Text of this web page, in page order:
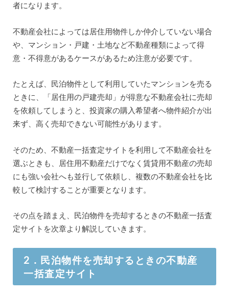
者になります。
不動産会社によっては居住用物件しか仲介していない場合
や、マンション・戸建・土地など不動産種類によって得
意・不得意があるケースがあるため注意が必要です。
たとえば、民泊物件として利用していたマンションを売る
ときに、「居住用の戸建売却」が得意な不動産会社に売却
を依頼してしまうと、投資家の購入希望者へ物件紹介が出
来ず、高く売却できない可能性があります。
そのため、不動産一括査定サイトを利用して不動産会社を
選ぶときも、居住用不動産だけでなく賃貸用不動産の売却
にも強い会社へも並行して依頼し、複数の不動産会社を比
較して検討することが重要となります。
その点を踏まえ、民泊物件を売却するときの不動産一括査
定サイトを次章より解説していきます。
2．民泊物件を売却するときの不動産
一括査定サイト